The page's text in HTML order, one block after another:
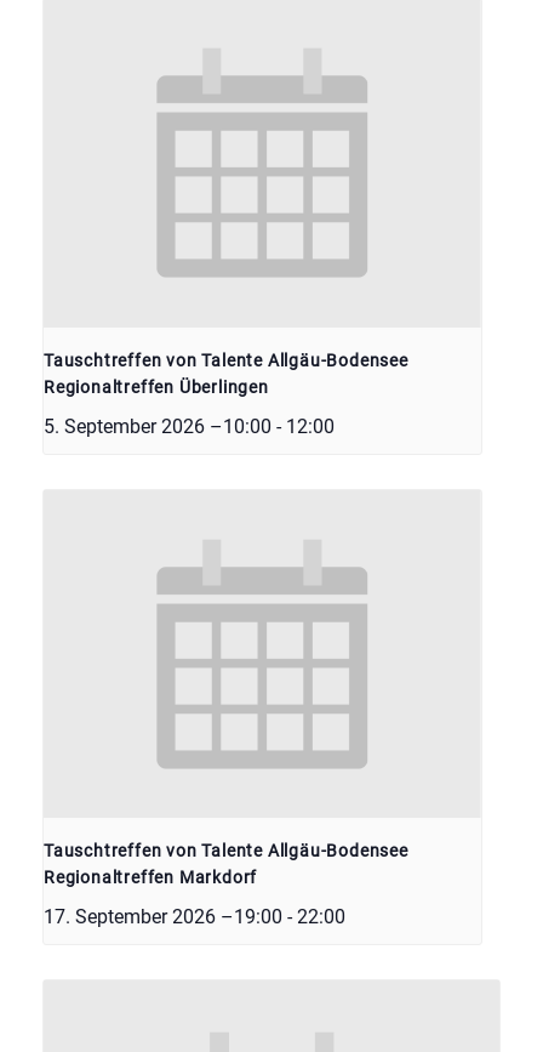
Tauschtreffen von Talente Allgäu-Bodensee
Regionaltreffen Überlingen
5. September 2026 –10:00 - 12:00
Tauschtreffen von Talente Allgäu-Bodensee
Regionaltreffen Markdorf
17. September 2026 –19:00 - 22:00